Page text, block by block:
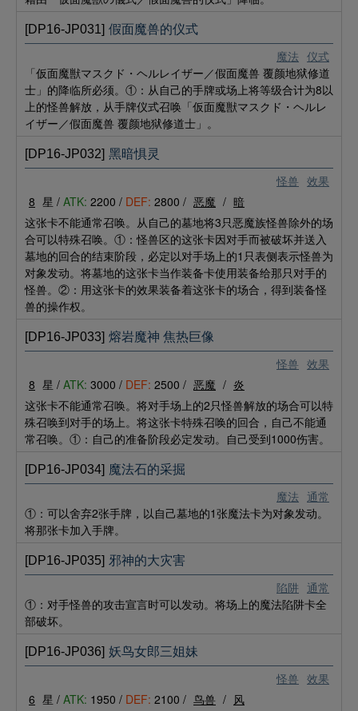
魔法 仪式
[DP16-JP031] 假面魔兽的仪式
「仮面魔獣マスクド・ヘルレイザー／假面魔兽 覆颜地狱修道
士」的降临所必须。①：从自己的手牌或场上将等级合计为8以
上的怪兽解放，从手牌仪式召唤「仮面魔獣マスクド・ヘルレ
イザー／假面魔兽 覆颜地狱修道士」。
怪兽 效果
[DP16-JP032] 黑暗惧灵
8 星 / ATK: 2200 / DEF: 2800 / 恶魔 / 暗
这张卡不能通常召唤。从自己的墓地将3只恶魔族怪兽除外的场
合可以特殊召唤。①：怪兽区的这张卡因对手而被破坏并送入
墓地的回合的结束阶段，必定以对手场上的1只表侧表示怪兽为
对象发动。将墓地的这张卡当作装备卡使用装备给那只对手的
怪兽。②：用这张卡的效果装备着这张卡的场合，得到装备怪
兽的操作权。
怪兽 效果
[DP16-JP033] 熔岩魔神 焦热巨像
8 星 / ATK: 3000 / DEF: 2500 / 恶魔 / 炎
这张卡不能通常召唤。将对手场上的2只怪兽解放的场合可以特
殊召唤到对手的场上。将这张卡特殊召唤的回合，自己不能通
常召唤。①：自己的准备阶段必定发动。自己受到1000伤害。
魔法 通常
[DP16-JP034] 魔法石的采掘
①：可以舍弃2张手牌，以自己墓地的1张魔法卡为对象发动。
将那张卡加入手牌。
陷阱 通常
[DP16-JP035] 邪神的大灾害
①：对手怪兽的攻击宣言时可以发动。将场上的魔法陷阱卡全
部破坏。
怪兽 效果
[DP16-JP036] 妖鸟女郎三姐妹
6 星 / ATK: 1950 / DEF: 2100 / 鸟兽 / 风